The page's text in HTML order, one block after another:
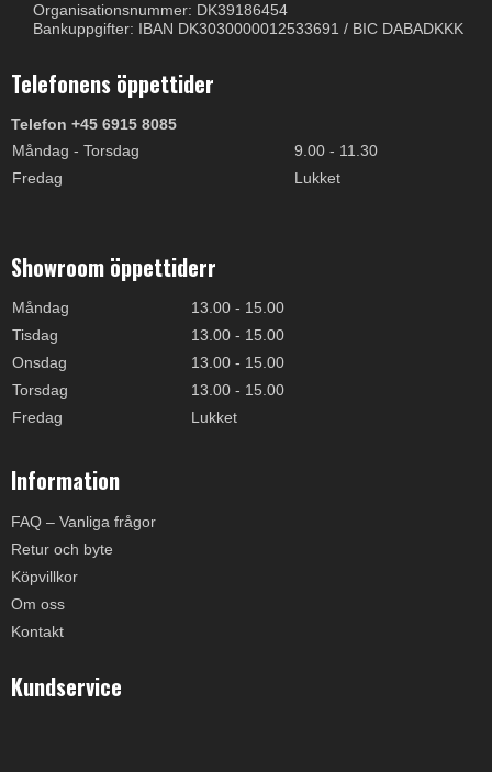
Organisationsnummer: DK39186454
Bankuppgifter: IBAN DK3030000012533691 / BIC DABADKKK
Telefonens öppettider
Telefon +45 6915 8085
Måndag - Torsdag
9.00 - 11.30
Fredag
Lukket
Showroom öppettiderr
Måndag
13.00 - 15.00
Tisdag
13.00 - 15.00
Onsdag
13.00 - 15.00
Torsdag
13.00 - 15.00
Fredag
Lukket
Information
FAQ – Vanliga frågor
Retur och byte
Köpvillkor
Om oss
Kontakt
Kundservice